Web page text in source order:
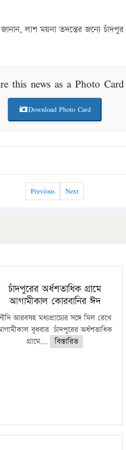
লাশ ময়না তদন্তের জন্যে চাঁদপুর
this news as a Photo Card
Download Photo Card
Previous Next
চাঁদপুরের অর্ধশতাধিক গ্রামে
আগামীকাল কোরবানির ঈদ
আরবসহ মধ্যপ্রাচ্যের সঙ্গে মিল রেখে
বুধবার চাঁদপুরের অর্ধশতাধিক
গ্রামে...
বিস্তারিত